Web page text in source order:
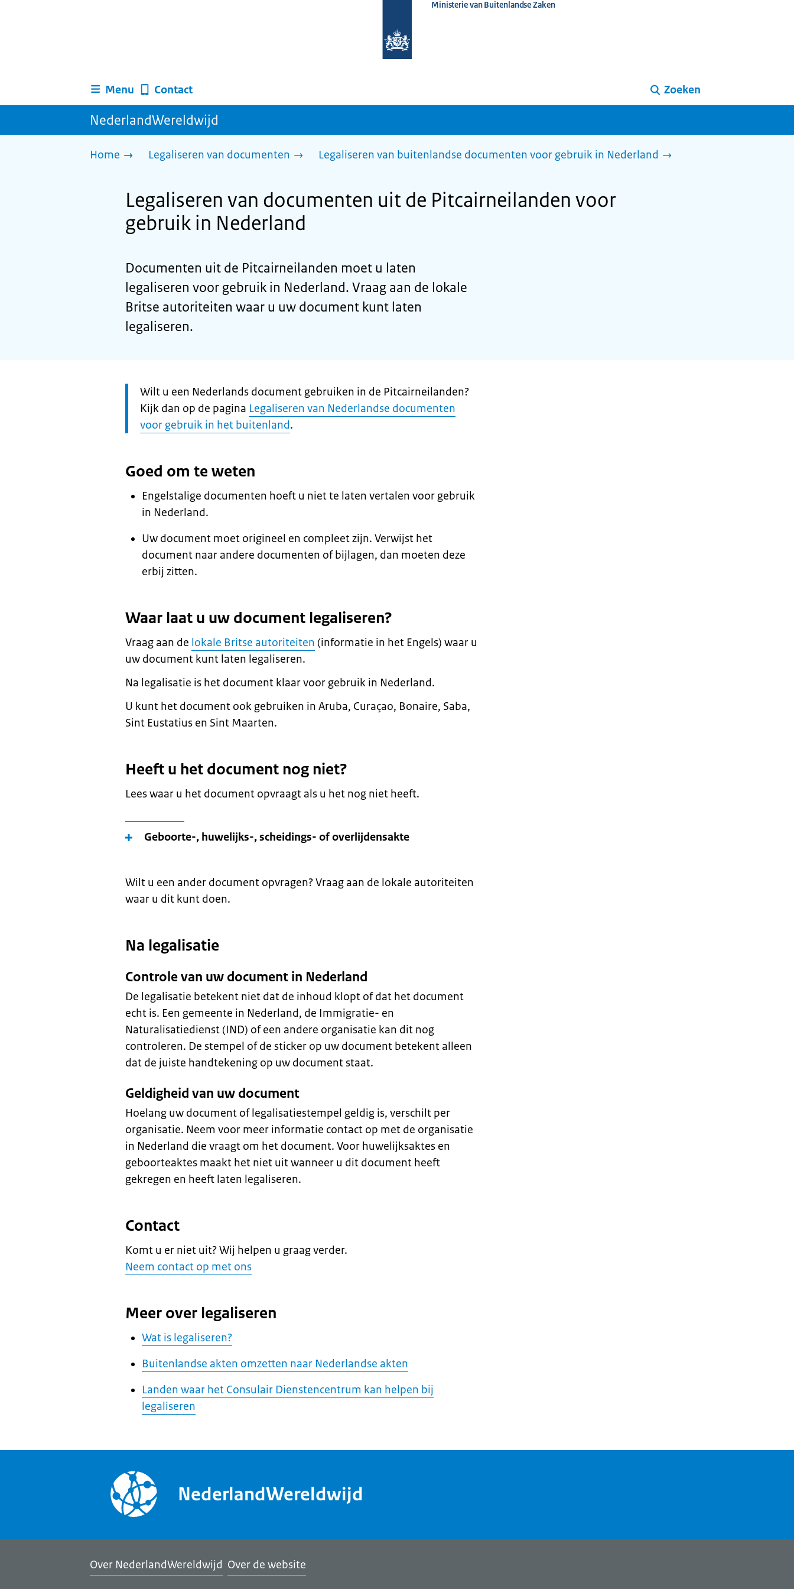
homepage
Ministerie van Buitenlandse Zaken
Menu Contact Zoeken
NederlandWereldwijd
Home Legaliseren van documenten Legaliseren van buitenlandse documenten voor gebruik in Nederland
Legaliseren van documenten uit de Pitcairneilanden voor
gebruik in Nederland
Documenten uit de Pitcairneilanden moet u laten
legaliseren voor gebruik in Nederland. Vraag aan de lokale
Britse autoriteiten waar u uw document kunt laten
legaliseren.
Let
op:
Wilt u een Nederlands document gebruiken in de Pitcairneilanden?
Kijk dan op de pagina Legaliseren van Nederlandse documenten
voor gebruik in het buitenland.
Goed om te weten
Engelstalige documenten hoeft u niet te laten vertalen voor gebruik
in Nederland.
Uw document moet origineel en compleet zijn. Verwijst het
document naar andere documenten of bijlagen, dan moeten deze
erbij zitten.
Waar laat u uw document legaliseren?
Vraag aan de lokale Britse autoriteiten (informatie in het Engels) waar u
uw document kunt laten legaliseren.
Na legalisatie is het document klaar voor gebruik in Nederland.
U kunt het document ook gebruiken in Aruba, Curaçao, Bonaire, Saba,
Sint Eustatius en Sint Maarten.
Heeft u het document nog niet?
Lees waar u het document opvraagt als u het nog niet heeft.
Geboorte-, huwelijks-, scheidings- of overlijdensakte
Wilt u een ander document opvragen? Vraag aan de lokale autoriteiten
waar u dit kunt doen.
Na legalisatie
Controle van uw document in Nederland
De legalisatie betekent niet dat de inhoud klopt of dat het document
echt is. Een gemeente in Nederland, de Immigratie- en
Naturalisatiedienst (IND) of een andere organisatie kan dit nog
controleren. De stempel of de sticker op uw document betekent alleen
dat de juiste handtekening op uw document staat.
Geldigheid van uw document
Hoelang uw document of legalisatiestempel geldig is, verschilt per
organisatie. Neem voor meer informatie contact op met de organisatie
in Nederland die vraagt om het document. Voor huwelijksaktes en
geboorteaktes maakt het niet uit wanneer u dit document heeft
gekregen en heeft laten legaliseren.
Contact
Komt u er niet uit? Wij helpen u graag verder.
Neem contact op met ons
Meer over legaliseren
Wat is legaliseren?
Buitenlandse akten omzetten naar Nederlandse akten
Landen waar het Consulair Dienstencentrum kan helpen bij
legaliseren
NederlandWereldwijd
Over NederlandWereldwijd Over de website